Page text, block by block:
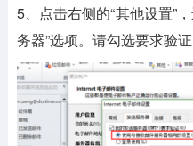
5、点击右侧的“其他设置”
务器”选项。请勾选要求验证